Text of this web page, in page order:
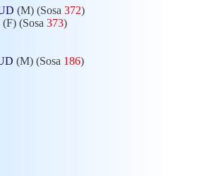
(M) (Sosa 372)
(F) (Sosa 373)
(M) (Sosa 186)